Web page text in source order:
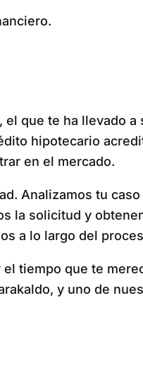
que te ha llevado
hipotecario
en el mercado.
Analizamos tu
la solicitud y
a lo largo del
tiempo que te
y uno de